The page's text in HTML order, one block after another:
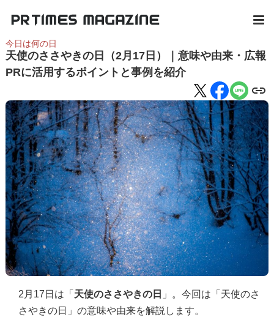
今日は何の日
天使のささやきの日（2月17日）｜意味や由来・広報
PRに活用するポイントと事例を紹介
2月17日は「 天使のささやきの日 」。今回は「天使のさ
さやきの日」の意味や由来を解説します。